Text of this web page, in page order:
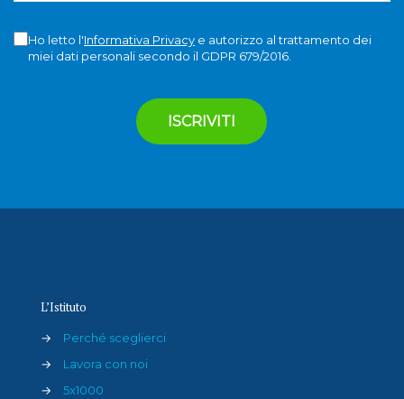
Ho letto l'Informativa Privacye autorizzo al trattamento dei
miei dati personali secondo il GDPR 679/2016.
L’Istituto
→
Perché sceglierci
→
Lavora con noi
→
5x1000